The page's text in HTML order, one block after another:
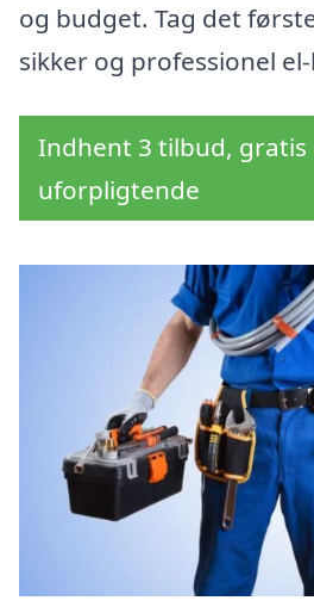
og budget. Tag det
sikker og professionel
Indhent 3 tilbud, gratis
uforpligtende